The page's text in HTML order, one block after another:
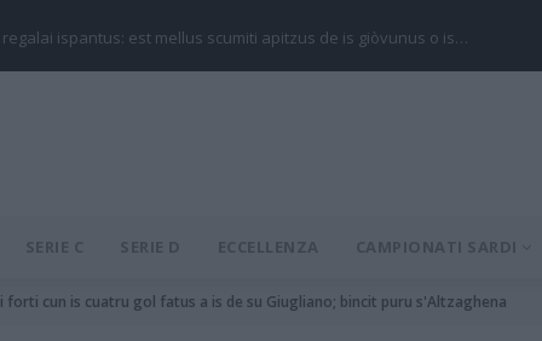
regalai ispantus: est mellus scumiti apitzus de is giòvunus o is…
SERIE C SERIE D ECCELLENZA CAMPIONATI SARDI
forti cun is cuatru gol fatus a is de su Giugliano; bincit puru s'Altzaghena